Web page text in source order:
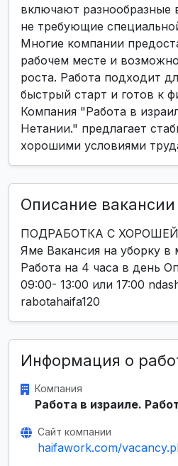
включают разнообразные
не требующие
Многие компании
рабочем месте и
роста. Работа подходит
быстрый старт и готов к
Компания "Работа в
Нетании." предлагает
хорошими условиями
Описание вакансии
ПОДРАБОТКА С
Яме Вакансия на уборку в
Работа на 4 часа в день
09:00- 13:00 или 17:00
rabotahaifa120
Информация о
Компания
Работа в израиле.
Сайт компании
haifawork.com/